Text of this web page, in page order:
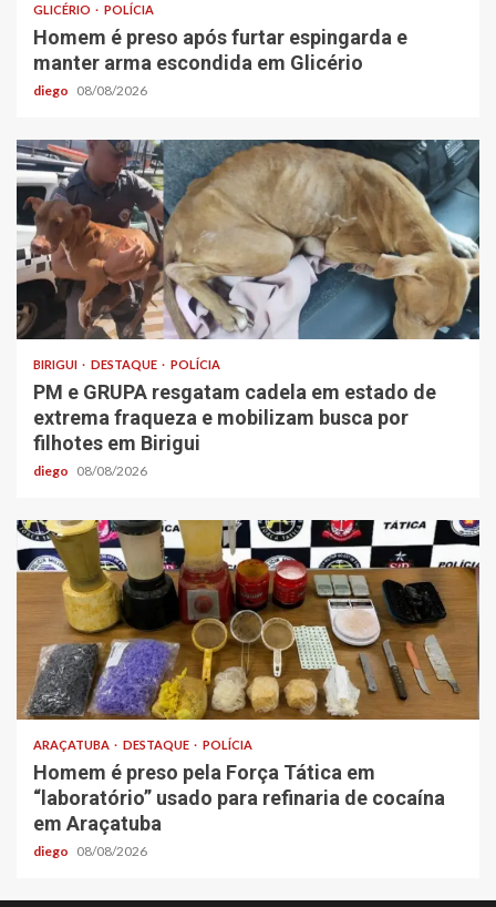
GLICÉRIO POLÍCIA
Homem é preso após furtar espingarda e
manter arma escondida em Glicério
diego 08/08/2026
BIRIGUI DESTAQUE POLÍCIA
PM e GRUPA resgatam cadela em estado de
extrema fraqueza e mobilizam busca por
filhotes em Birigui
diego 08/08/2026
ARAÇATUBA DESTAQUE POLÍCIA
Homem é preso pela Força Tática em
“laboratório” usado para refinaria de cocaína
em Araçatuba
diego 08/08/2026